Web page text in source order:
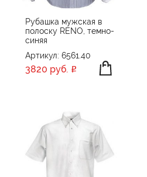
Рубашка мужская в
полоску RENO, темно-
синяя
Артикул: 6561.40
3820 руб.